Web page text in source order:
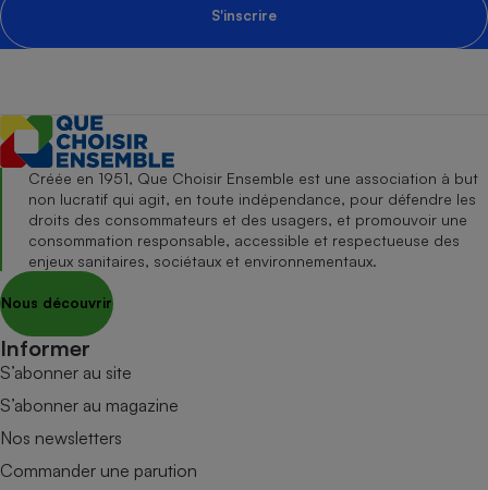
S'inscrire
Créée en 1951, Que Choisir Ensemble est une association à but
non lucratif qui agit, en toute indépendance, pour défendre les
droits des consommateurs et des usagers, et promouvoir une
consommation responsable, accessible et respectueuse des
enjeux sanitaires, sociétaux et environnementaux.
Nous découvrir
Informer
S’abonner au site
S’abonner au magazine
Nos newsletters
Commander une parution